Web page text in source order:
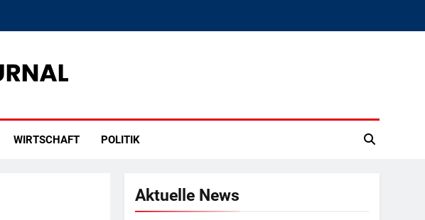
WIRTSCHAFT POLITIK
Aktuelle News